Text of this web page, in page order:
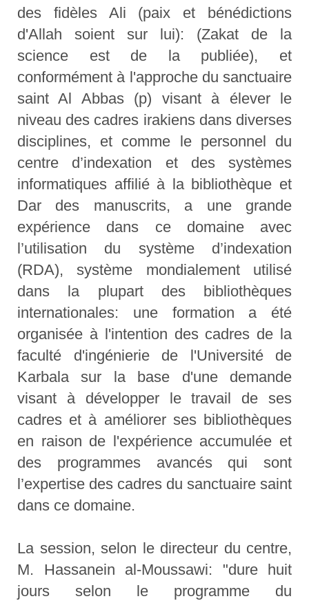
des fidèles Ali (paix et bénédictions
d'Allah soient sur lui): (Zakat de la
science est de la publiée), et
conformément à l'approche du sanctuaire
saint Al Abbas (p) visant à élever le
niveau des cadres irakiens dans diverses
disciplines, et comme le personnel du
centre d’indexation et des systèmes
informatiques affilié à la bibliothèque et
Dar des manuscrits, a une grande
expérience dans ce domaine avec
l’utilisation du système d’indexation
(RDA), système mondialement utilisé
dans la plupart des bibliothèques
internationales: une formation a été
organisée à l'intention des cadres de la
faculté d'ingénierie de l'Université de
Karbala sur la base d'une demande
visant à développer le travail de ses
cadres et à améliorer ses bibliothèques
en raison de l'expérience accumulée et
des programmes avancés qui sont
l’expertise des cadres du sanctuaire saint
dans ce domaine.
La session, selon le directeur du centre,
M. Hassanein al-Moussawi: "dure huit
jours selon le programme du